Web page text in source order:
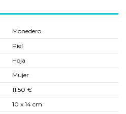
Monedero
Piel
Hoja
Mujer
11.50 €
10 x 14 cm